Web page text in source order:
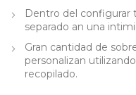
Dentro del configurar
separado an una
Gran cantidad de
personalizan
recopilado.